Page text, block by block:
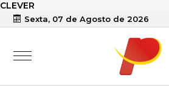
CLEVER
Sexta, 07 de Agosto de 2026